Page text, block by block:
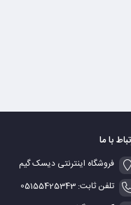
با ما
فروشگاه اینترنتی دیسک گیم
تلفن ثابت: 05155425343